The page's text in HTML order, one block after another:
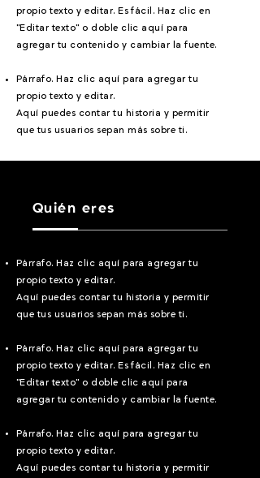
propio texto y editar. Es fácil. Haz clic en
"Editar texto" o doble clic aquí para
agregar tu contenido y cambiar la fuente.
Párrafo. Haz clic aquí para agregar tu
propio texto y editar.
Aquí puedes contar tu historia y permitir
que tus usuarios sepan más sobre ti.
Quién eres
Párrafo. Haz clic aquí para agregar tu
propio texto y editar.
Aquí puedes contar tu historia y permitir
que tus usuarios sepan más sobre ti.
Párrafo. Haz clic aquí para agregar tu
propio texto y editar. Es fácil. Haz clic en
"Editar texto" o doble clic aquí para
agregar tu contenido y cambiar la fuente.
Párrafo. Haz clic aquí para agregar tu
propio texto y editar.
Aquí puedes contar tu historia y permitir